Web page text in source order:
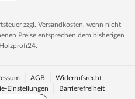
zzgl. Versandkosten, wenn nicht
Preise entsprechen dem bisherigen
Holzprofi24.
AGB
Widerrufsrecht
Einstellungen Barrierefreiheit